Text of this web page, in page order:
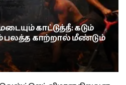
காட்டுத்தீ: கடும்
காற்றால் மீண்டும்